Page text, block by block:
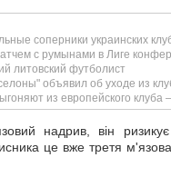
соперники украинских
с румынами в Лиге
литовский футболист
объявил об уходе из
из европейского клуба
надрив, він
це вже третя